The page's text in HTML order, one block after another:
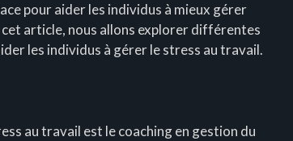
pour aider les individus à mieux gérer
article, nous allons explorer différentes
les individus à gérer le stress au travail.
au travail est le coaching en gestion du